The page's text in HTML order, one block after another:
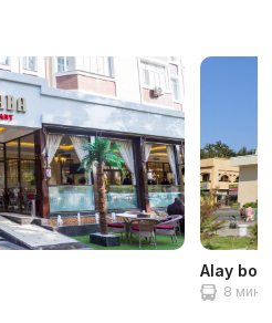
Alay
8 мин